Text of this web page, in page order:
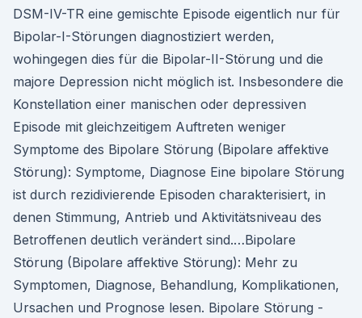
DSM-IV-TR eine gemischte Episode eigentlich nur für
Bipolar-I-Störungen diagnostiziert werden,
wohingegen dies für die Bipolar-II-Störung und die
majore Depression nicht möglich ist. Insbesondere die
Konstellation einer manischen oder depressiven
Episode mit gleichzeitigem Auftreten weniger
Symptome des Bipolare Störung (Bipolare affektive
Störung): Symptome, Diagnose Eine bipolare Störung
ist durch rezidivierende Episoden charakterisiert, in
denen Stimmung, Antrieb und Aktivitätsniveau des
Betroffenen deutlich verändert sind.…Bipolare
Störung (Bipolare affektive Störung): Mehr zu
Symptomen, Diagnose, Behandlung, Komplikationen,
Ursachen und Prognose lesen. Bipolare Störung -